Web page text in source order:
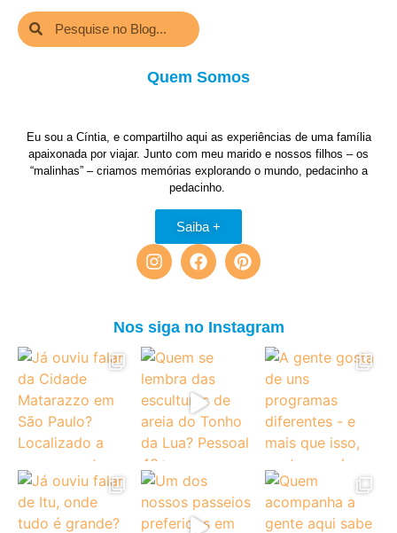
Quem Somos
Eu sou a Cíntia, e compartilho aqui as experiências de uma família
apaixonada por viajar. Junto com meu marido e nossos filhos – os
“malinhas” – criamos memórias explorando o mundo, pedacinho a
pedacinho.
Saiba +
Nos siga no Instagram